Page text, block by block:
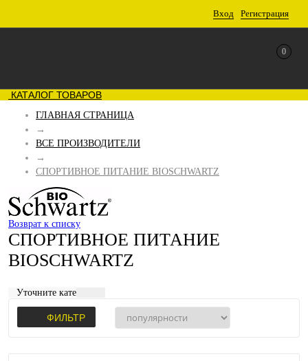
Вход Регистрация
0
КАТАЛОГ ТОВАРОВ
ГЛАВНАЯ СТРАНИЦА
→
ВСЕ ПРОИЗВОДИТЕЛИ
→
СПОРТИВНОЕ ПИТАНИЕ BIOSCHWARTZ
Возврат к списку
СПОРТИВНОЕ ПИТАНИЕ
BIOSCHWARTZ
Уточните категорию:
ФИЛЬТР